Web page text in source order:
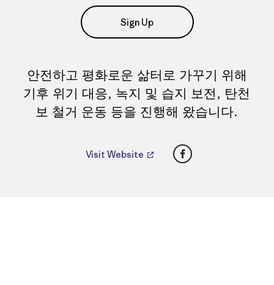
Sign Up
안전하고 평화로운 삶터로 가꾸기 위해
기후 위기 대응, 녹지 및 습지 보전, 탄천
보 철거 운동 등을 진행해 왔습니다.
Visit Website Facebook